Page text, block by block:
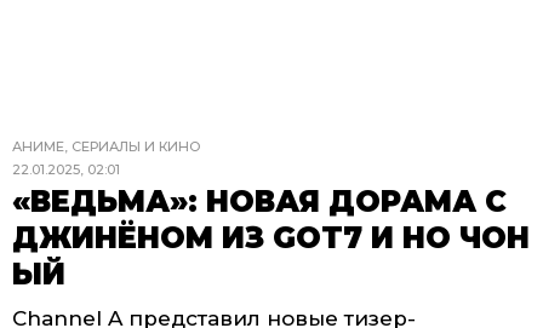
АНИМЕ, СЕРИАЛЫ И КИНО
22.01.2025, 02:01
«ВЕДЬМА»: НОВАЯ ДОРАМА С
ДЖИНЁНОМ ИЗ GOT7 И НО ЧОН
ЫЙ
Channel A представил новые тизер-